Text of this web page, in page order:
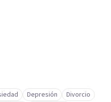
Depresión
Divorcio